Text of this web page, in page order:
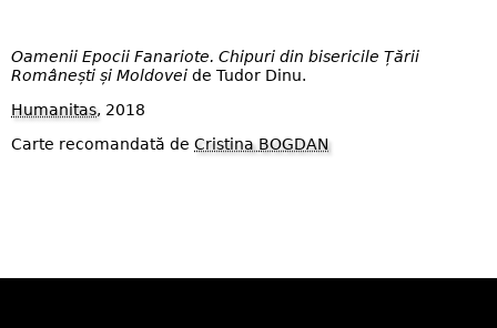
Oamenii Epocii Fanariote. Chipuri din bisericile Țării
Românești și Moldovei de Tudor Dinu.
Humanitas, 2018
Carte recomandată de Cristina BOGDAN